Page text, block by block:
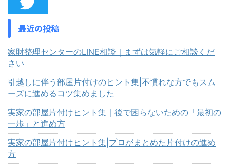
最近の投稿
家財整理センターのLINE相談｜まずは気軽にご相談くだ
さい
引越しに伴う部屋片付けのヒント集|不慣れな方でもスム
ーズに進めるコツ集めました
実家の部屋片付けヒント集｜後で困らないための「最初の
一歩」と進め方
実家の部屋片付けヒント集|プロがまとめた片付けの進め
方